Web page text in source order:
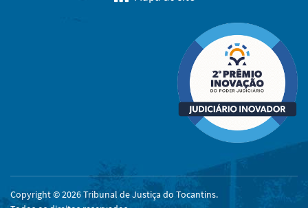
Copyright © 2026 Tribunal de Justiça do Tocantins.